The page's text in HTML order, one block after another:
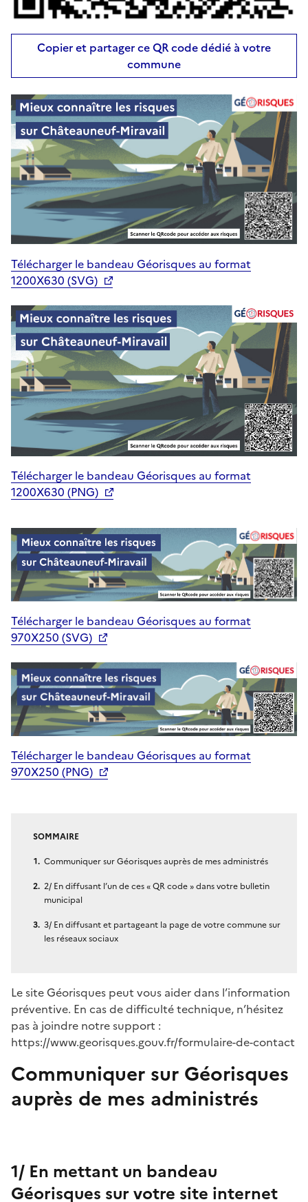
Copier et partager ce QR code dédié à votre
commune
Télécharger le bandeau Géorisques au format
1200X630 (SVG)
Télécharger le bandeau Géorisques au format
1200X630 (PNG)
Télécharger le bandeau Géorisques au format
970X250 (SVG)
Télécharger le bandeau Géorisques au format
970X250 (PNG)
SOMMAIRE
Communiquer sur Géorisques auprès de mes administrés
2/ En diffusant l’un de ces « QR code » dans votre bulletin
municipal
3/ En diffusant et partageant la page de votre commune sur
les réseaux sociaux
Le site Géorisques peut vous aider dans l’information
préventive. En cas de difficulté technique, n’hésitez
pas à joindre notre support :
https://www.georisques.gouv.fr/formulaire-de-contact
Communiquer sur Géorisques
auprès de mes administrés
1/ En mettant un bandeau
Géorisques sur votre site internet